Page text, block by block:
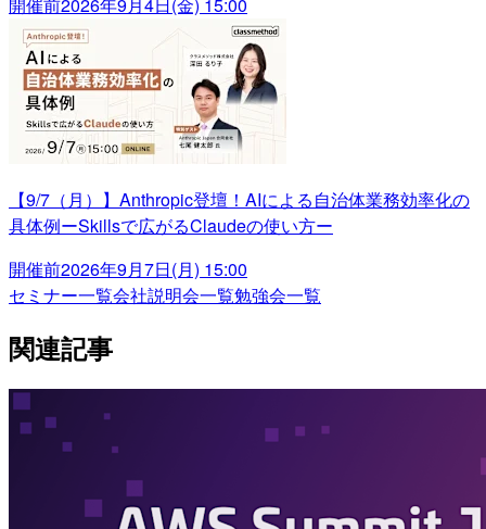
【9/7（月）】Anthropic登壇！AIによる自治体業務効率化の
具体例ーSkillsで広がるClaudeの使い方ー
開催前2026年9月7日(月) 15:00
セミナー一覧会社説明会一覧勉強会一覧
関連記事